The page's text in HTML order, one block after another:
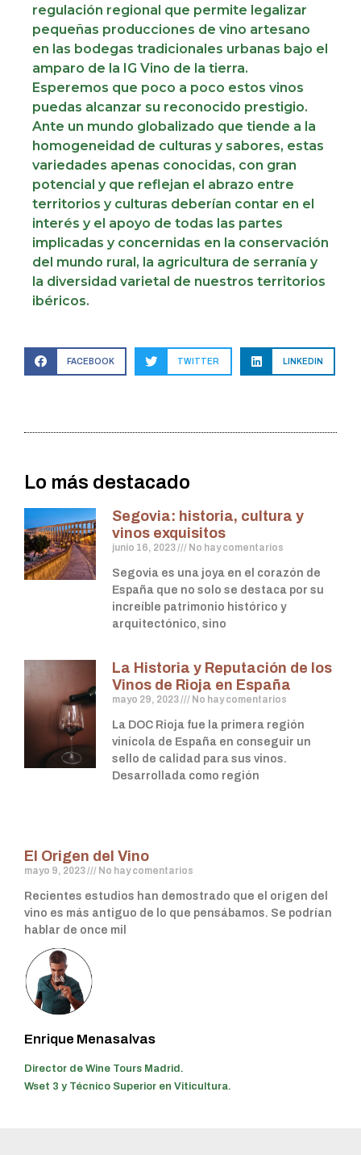
Enrique Menasalvas
Director de Wine Tours Madrid.
Wset 3 y Técnico Superior en Viticultura.
regulación regional que permite legalizar
pequeñas producciones de vino artesano
en las bodegas tradicionales urbanas bajo el
amparo de la IG Vino de la tierra.
Esperemos que poco a poco estos vinos
puedas alcanzar su reconocido prestigio.
Ante un mundo globalizado que tiende a la
homogeneidad de culturas y sabores, estas
variedades apenas conocidas, con gran
potencial y que reflejan el abrazo entre
territorios y culturas deberían contar en el
interés y el apoyo de todas las partes
implicadas y concernidas en la conservación
del mundo rural, la agricultura de serranía y
la diversidad varietal de nuestros territorios
ibéricos.
FACEBOOK TWITTER LINKEDIN
Lo más destacado
Segovia: historia, cultura y
vinos exquisitos
junio 16, 2023 No hay comentarios
Segovia es una joya en el corazón de
España que no solo se destaca por su
increíble patrimonio histórico y
arquitectónico, sino
La Historia y Reputación de los
Vinos de Rioja en España
mayo 29, 2023 No hay comentarios
La DOC Rioja fue la primera región
vinícola de España en conseguir un
sello de calidad para sus vinos.
Desarrollada como región
El Origen del Vino
mayo 9, 2023 No hay comentarios
Recientes estudios han demostrado que el origen del
vino es más antiguo de lo que pensábamos. Se podrían
hablar de once mil